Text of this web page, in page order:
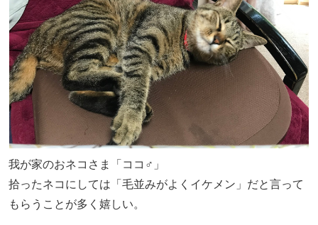
我が家のおネコさま「ココ♂」
拾ったネコにしては「毛並みがよくイケメン」だと言って
もらうことが多く嬉しい。